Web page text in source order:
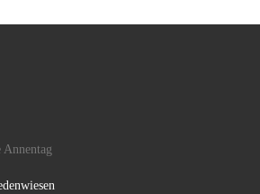
Annentag